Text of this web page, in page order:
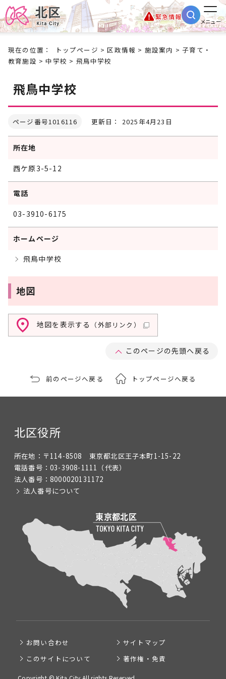
緊急情報
メニュー
現在の位置： トップページ >区政情報 > 施設案内 >子育て・
教育施設 >中学校 > 飛鳥中学校
飛鳥中学校
ページ番号1016116 更新日： 2025年4月23日
所在地
西ケ原3-5-12
電話
03-3910-6175
ホームページ
飛鳥中学校
地図
地図を表示する （外部リンク）
このページの先頭へ戻る
前のページへ戻る トップページへ戻る
北区役所
所在地： 〒114-8508 東京都北区王子本町1-15-22
電話番号： 03-3908-1111 （代表）
法人番号： 8000020131172
法人番号について
お問い合わせ
サイトマップ
このサイトについて
著作権・免責